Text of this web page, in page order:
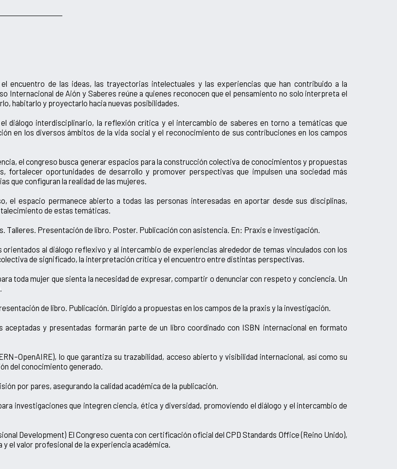
encuentro de las ideas, las trayectorias intelectuales y las experiencias que han contribuido a la
Internacional de Aión y Saberes reúne a quienes reconocen que el pensamiento no solo interpreta el
habitarlo y proyectarlo hacia nuevas posibilidades.
diálogo interdisciplinario, la reflexión crítica y el intercambio de saberes en torno a temáticas que
en los diversos ámbitos de la vida social y el reconocimiento de sus contribuciones en los campos
el congreso busca generar espacios para la construcción colectiva de conocimientos y propuestas
fortalecer oportunidades de desarrollo y promover perspectivas que impulsen una sociedad más
que configuran la realidad de las mujeres.
el espacio permanece abierto a todas las personas interesadas en aportar desde sus disciplinas,
de estas temáticas.
Talleres. Presentación de libro. Poster. Publicación con asistencia. En: Praxis e investigación.
orientados al diálogo reflexivo y al intercambio de experiencias alrededor de temas vinculados con los
de significado, la interpretación crítica y el encuentro entre distintas perspectivas.
toda mujer que sienta la necesidad de expresar, compartir o denunciar con respeto y conciencia. Un
de libro. Publicación. Dirigido a propuestas en los campos de la praxis y la investigación.
aceptadas y presentadas formarán parte de un libro coordinado con ISBN internacional en formato
lo que garantiza su trazabilidad, acceso abierto y visibilidad internacional, así como su
del conocimiento generado.
por pares, asegurando la calidad académica de la publicación.
investigaciones que integren ciencia, ética y diversidad, promoviendo el diálogo y el intercambio de
Development) El Congreso cuenta con certificación oficial del CPD Standards Office (Reino Unido),
el valor profesional de la experiencia académica.